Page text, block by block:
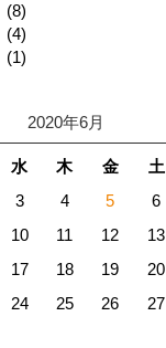
(8)
(4)
(1)
2020年6月
水 木 金 土
3 4 5 6
10 11 12 13
17 18 19 20
24 25 26 27